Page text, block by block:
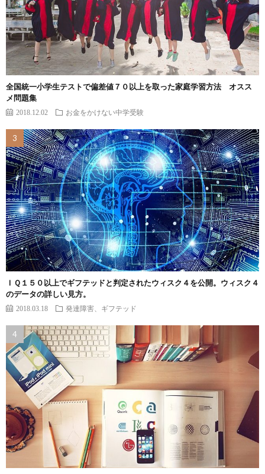
全国統一小学生テストで偏差値７０以上を取った家庭学習方法 オスス
メ問題集
2018.12.02 お金をかけない中学受験
ＩＱ１５０以上でギフテッドと判定されたウィスク４を公開。ウィスク４
のデータの詳しい見方。
2018.03.18 発達障害、ギフテッド